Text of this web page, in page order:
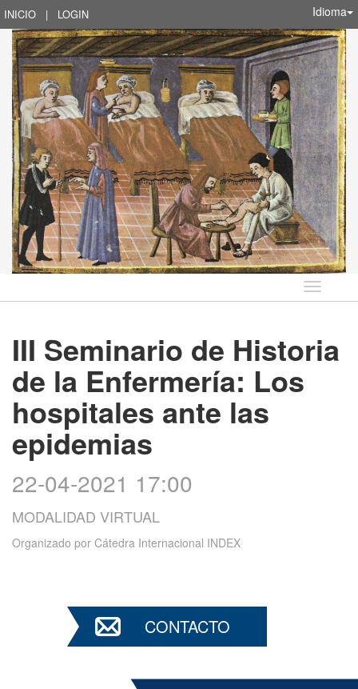
INICIO | LOGIN Idioma
Idioma
III Seminario de Historia
de la Enfermería: Los
hospitales ante las
epidemias
22-04-2021 17:00
MODALIDAD VIRTUAL
Organizado por Cátedra Internacional INDEX
CONTACTO